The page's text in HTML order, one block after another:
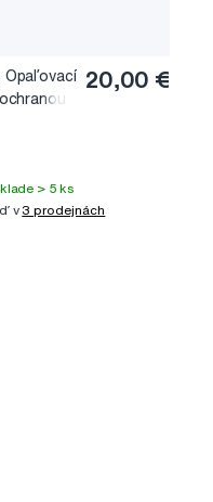
Opaľovací
20,00 €
> 5 ks
v 3 prodejnách